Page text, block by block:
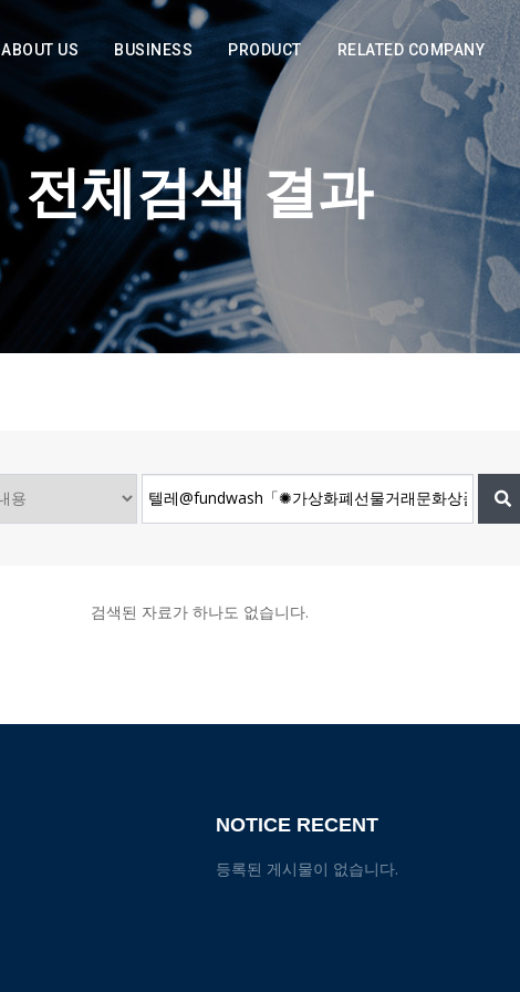
ABOUT US BUSINESS PRODUCT RELATED COMPANY
전체검색 결과
검색된 자료가 하나도 없습니다.
NOTICE RECENT
등록된 게시물이 없습니다.